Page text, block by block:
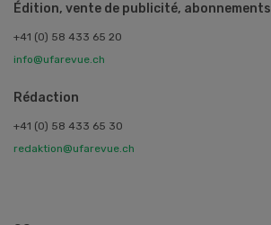
Édition, vente de publicité, abonnements
+41 (0) 58 433 65 20
info@ufarevue.ch
Rédaction
+41 (0) 58 433 65 30
redaktion@ufarevue.ch